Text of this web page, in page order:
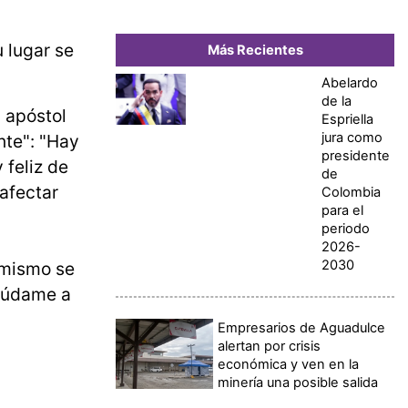
lugar se
apóstol
"Hay
feliz de
se
a
Más Recientes
Abelardo
de la
Espriella
jura como
presidente
de
Colombia
para el
periodo
2026-
2030
Empresarios de Aguadulce
alertan por crisis
económica y ven en la
minería una posible salida